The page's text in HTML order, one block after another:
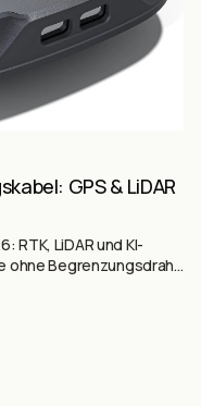
GPS & LiDAR
RTK, LiDAR und KI-
ohne Begrenzungsdraht